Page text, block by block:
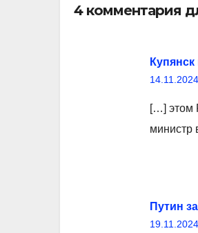
4 комментария
[…] этом
министр
Путин